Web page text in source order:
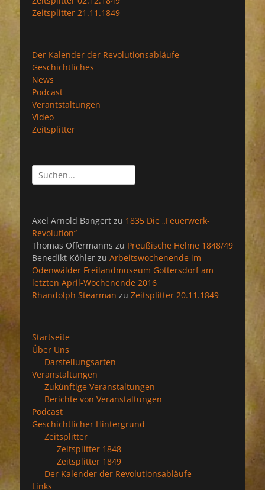
Zeitsplitter 21.11.1849
Der Kalender der Revolutionsabläufe
Geschichtliches
News
Podcast
Verantstaltungen
Video
Zeitsplitter
Suchen
nach:
Axel Arnold Bangert zu 1835 Die „Feuerwerk-
Revolution“
Thomas Offermanns zu Preußische Helme 1848/49
Benedikt Köhler zu Arbeitswochenende im
Odenwälder Freilandmuseum Gottersdorf am
letzten April-Wochenende 2016
Rhandolph Stearman zu Zeitsplitter 20.11.1849
Startseite
Über Uns
Darstellungsarten
Veranstaltungen
Zukünftige Veranstaltungen
Berichte von Veranstaltungen
Podcast
Geschichtlicher Hintergrund
Zeitsplitter
Zeitsplitter 1848
Zeitsplitter 1849
Der Kalender der Revolutionsabläufe
Links